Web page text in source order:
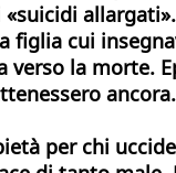
figlia cui
la morte.
ancora.
per chi